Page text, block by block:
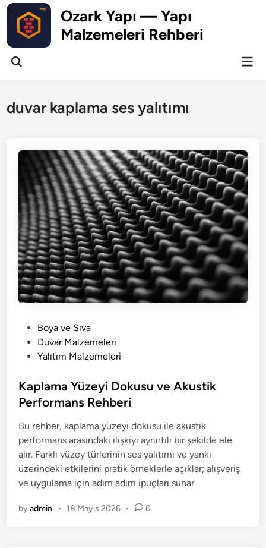
Skip
content
Ozark Yapı — Yapı
Malzemeleri Rehberi
Open
duvar kaplama ses yalıtımı
e
d
n
Boya ve Sıva
Duvar Malzemeleri
Yalıtım Malzemeleri
Kaplama Yüzeyi Dokusu ve Akustik
Performans Rehberi
Bu rehber, kaplama yüzeyi dokusu ile akustik
performans arasındaki ilişkiyi ayrıntılı bir şekilde ele
alır. Farklı yüzey türlerinin ses yalıtımı ve yankı
üzerindeki etkilerini pratik örneklerle açıklar; alışveriş
ve uygulama için adım adım ipuçları sunar.
byadmin • 18 Mayıs 2026 • 0